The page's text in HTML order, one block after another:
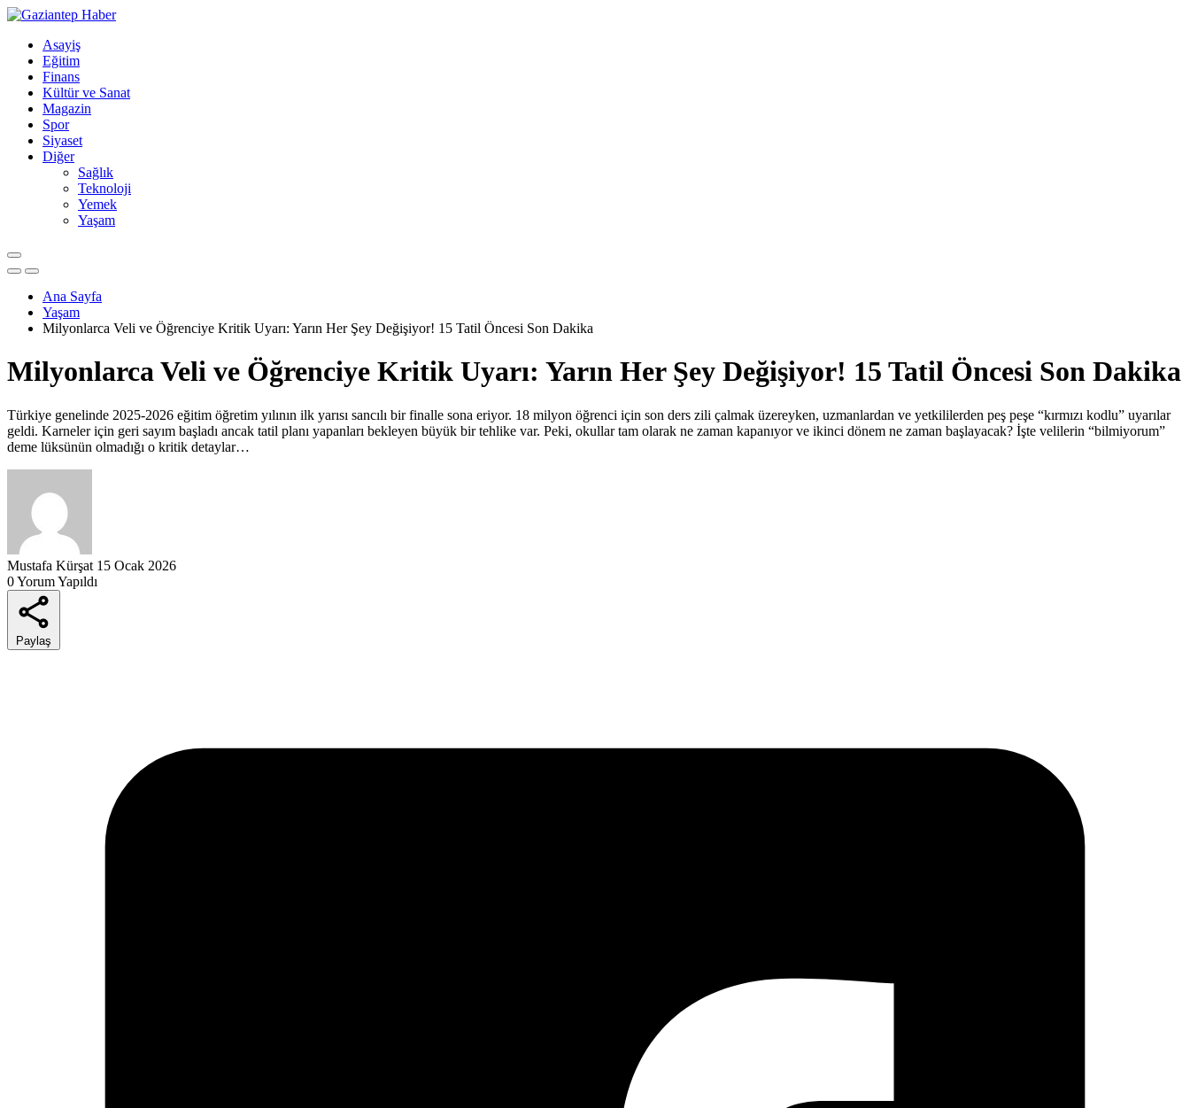
Asayiş
Eğitim
Finans
Kültür ve Sanat
Magazin
Spor
Siyaset
Diğer
Sağlık
Teknoloji
Yemek
Yaşam
Ana Sayfa
Yaşam
Milyonlarca Veli ve Öğrenciye Kritik Uyarı: Yarın Her Şey Değişiyor! 15 Tatil Öncesi Son Dakika
Milyonlarca Veli ve Öğrenciye Kritik Uyarı: Yarın Her Şey Değişiyor! 15 Tatil Öncesi Son Dakika
Türkiye genelinde 2025-2026 eğitim öğretim yılının ilk yarısı sancılı bir finalle sona eriyor. 18 milyon öğrenci için son ders zili çalmak üzereyken, uzmanlardan ve yetkililerden peş peşe “kırmızı kodlu” uyarılar
geldi. Karneler için geri sayım başladı ancak tatil planı yapanları bekleyen büyük bir tehlike var. Peki, okullar tam olarak ne zaman kapanıyor ve ikinci dönem ne zaman başlayacak? İşte velilerin “bilmiyorum”
deme lüksünün olmadığı o kritik detaylar…
Mustafa Kürşat 15 Ocak 2026
0 Yorum Yapıldı
Paylaş